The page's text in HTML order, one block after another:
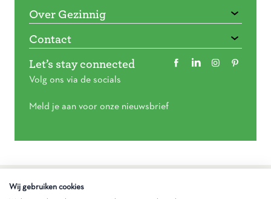
Over Gezinnig
Contact
Let’s stay connected
Volg ons via de socials
Meld je aan voor onze nieuwsbrief
Wij gebruiken cookies